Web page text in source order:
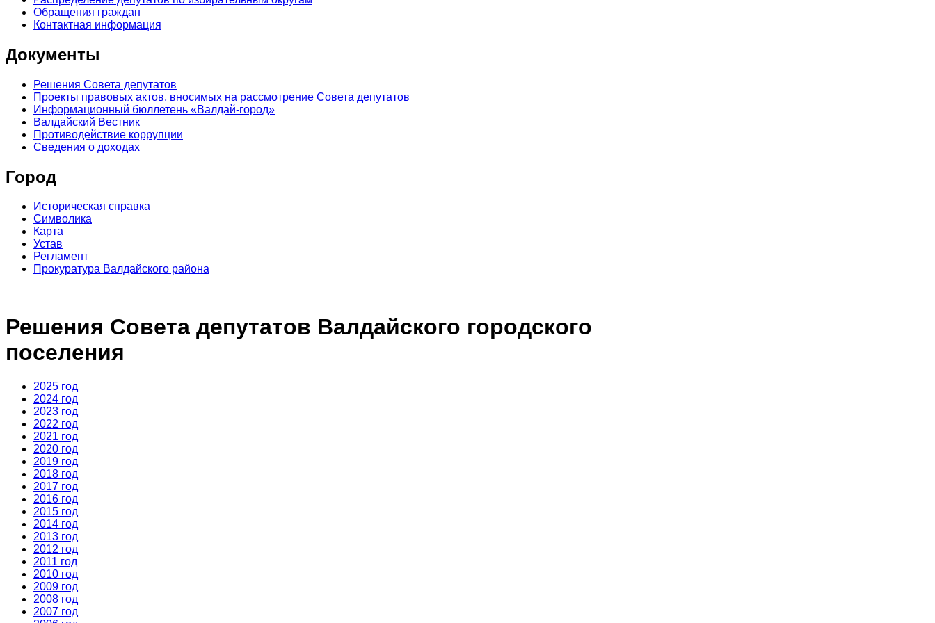
Обращения граждан
Контактная информация
Документы
Решения Совета депутатов
Проекты правовых актов, вносимых на рассмотрение Совета депутатов
Информационный бюллетень «Валдай-город»
Валдайский Вестник
Противодействие коррупции
Сведения о доходах
Город
Историческая справка
Символика
Карта
Устав
Регламент
Прокуратура Валдайского района
Решения Совета депутатов Валдайского городского
поселения
2025 год
2024 год
2023 год
2022 год
2021 год
2020 год
2019 год
2018 год
2017 год
2016 год
2015 год
2014 год
2013 год
2012 год
2011 год
2010 год
2009 год
2008 год
2007 год